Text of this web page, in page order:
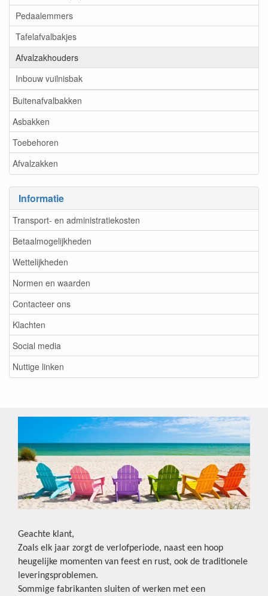
Pedaalemmers
Tafelafvalbakjes
Afvalzakhouders
Inbouw vuilnisbak
Buitenafvalbakken
Asbakken
Toebehoren
Afvalzakken
Informatie
Transport- en administratiekosten
Betaalmogelijkheden
Wettelijkheden
Normen en waarden
Contacteer ons
Klachten
Social media
Nuttige linken
Geachte klant,
Zoals elk jaar zorgt de verlofperiode, naast een hoop
heugelijke momenten van feest en rust, ook de traditionele
leveringsproblemen.
Sommige fabrikanten sluiten of werken met een